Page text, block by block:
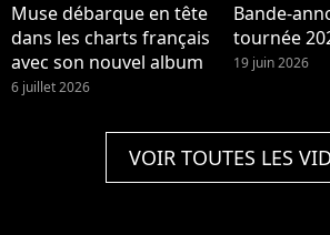
Muse débarque en tête
dans les charts français
avec son nouvel album
6 juillet 2026
Bande-
tournée
19 juin 2026
VOIR TOUTES LES